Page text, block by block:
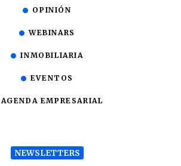
OPINIÓN
WEBINARS
INMOBILIARIA
EVENTOS
AGENDA EMPRESARIAL
NEWSLETTERS